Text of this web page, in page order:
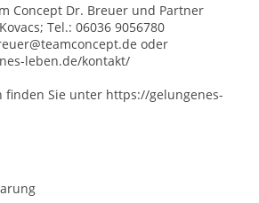
Concept Dr. Breuer und Partner
Tel.: 06036 9056780
oder
leben.de/kontakt/
finden Sie unter https://gelungenes-